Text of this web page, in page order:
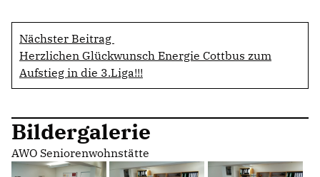
Nächster Beitrag
Herzlichen Glückwunsch Energie Cottbus zum
Aufstieg in die 3.Liga!!!
Bildergalerie
AWO Seniorenwohnstätte